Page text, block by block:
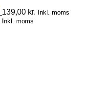
139,00 kr. Inkl. moms
Inkl. moms